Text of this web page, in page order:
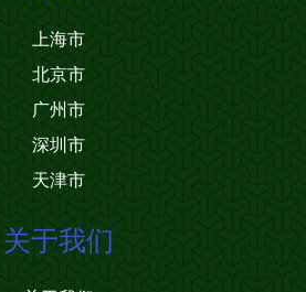
上海市
北京市
广州市
深圳市
天津市
关于我们